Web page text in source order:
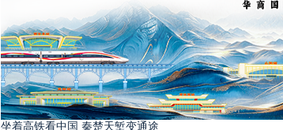
坐着高铁看中国 秦楚天堑变通途